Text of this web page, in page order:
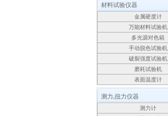
材料试验仪器
金属硬度计
万能材料试验机
多光源对色箱
手动脱色试验机
破裂强度试验机
磨耗试验机
表面温度计
测力,扭力仪器
测力计